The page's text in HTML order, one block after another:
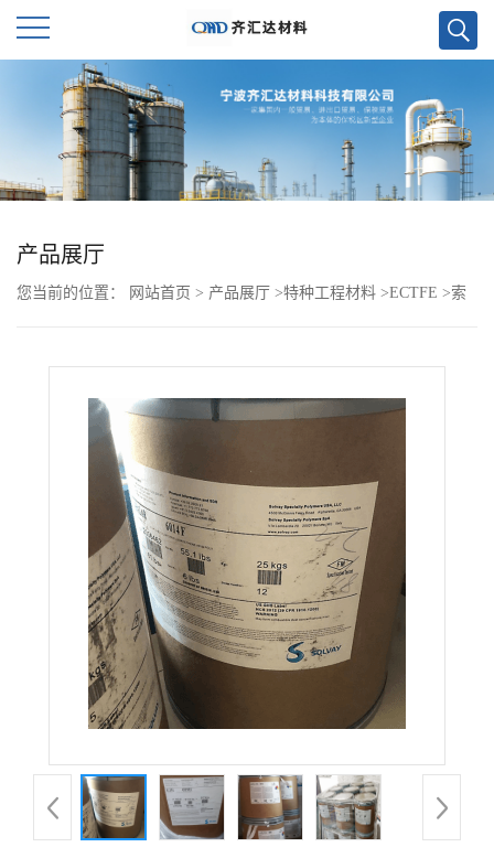
首
页
公
品
产品展厅
您当前的位置： 网站首页 > 产品展厅 >特种工程材料 >ECTFE >索